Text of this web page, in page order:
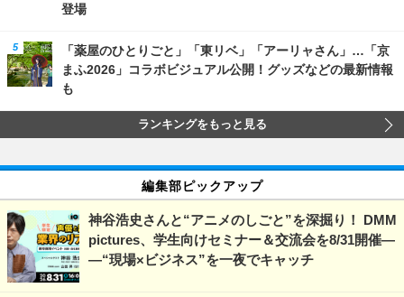
登場
「薬屋のひとりごと」「東リベ」「アーリャさん」…「京
まふ2026」コラボビジュアル公開！グッズなどの最新情報
も
ランキングをもっと見る
編集部ピックアップ
神谷浩史さんと“アニメのしごと”を深掘り！ DMM
pictures、学生向けセミナー＆交流会を8/31開催―
―“現場×ビジネス”を一夜でキャッチ